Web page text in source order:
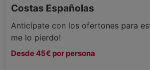
Costas Españolas
Anticípate con los ofertones para
me lo pierdo!
Desde 45€ por persona